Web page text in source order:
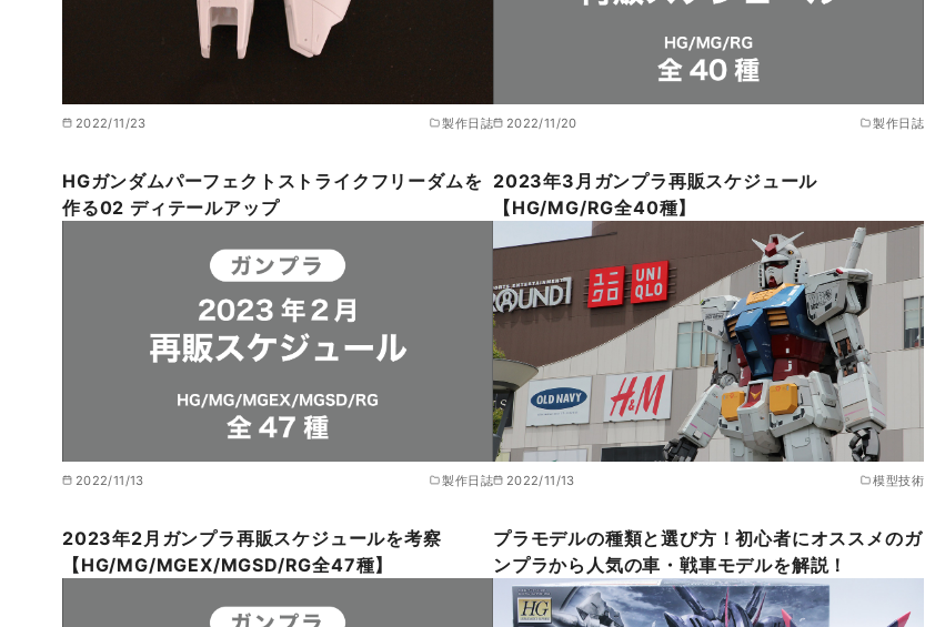
2022/11/23 製作日誌
HGガンダムパーフェクトストライクフリーダムを
作る02 ディテールアップ
2022/11/20 製作日誌
2023年3月ガンプラ再販スケジュール
【HG/MG/RG全40種】
2022/11/13 製作日誌
2023年2月ガンプラ再販スケジュールを考察
【HG/MG/MGEX/MGSD/RG全47種】
2022/11/13 模型技術
プラモデルの種類と選び方！初心者にオススメのガ
ンプラから人気の車・戦車モデルを解説！